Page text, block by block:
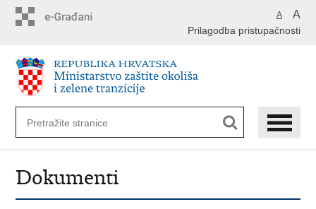
A A
Prilagodba pristupačnosti
Dokumenti